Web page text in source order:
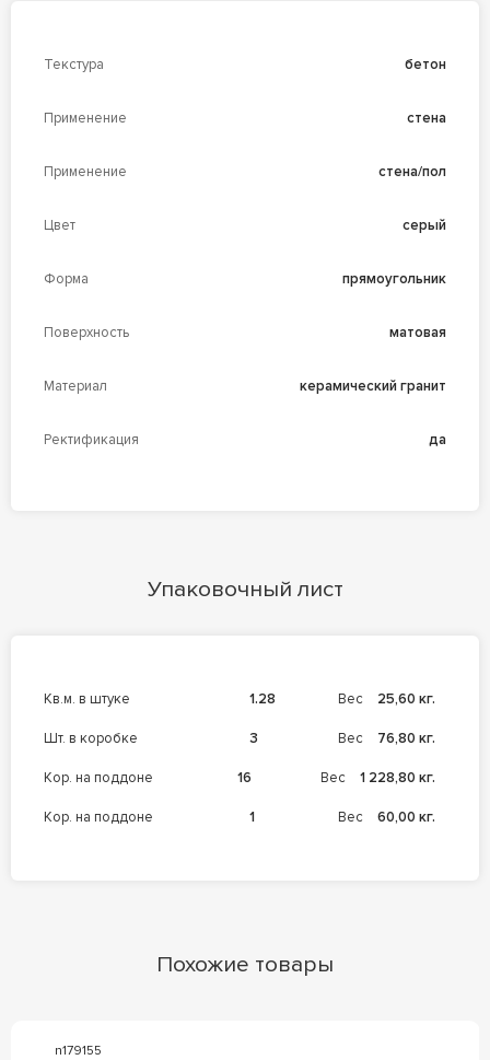
Текстура бетон
Применение стена
Применение стена/пол
Цвет серый
Форма прямоугольник
Поверхность матовая
Материал керамический гранит
Ректификация да
Упаковочный лист
кв.м. в штуке 1.28 Вес 25,60 кг.
шт. в коробке 3 Вес 76,80 кг.
кор. на поддоне 16 Вес 1 228,80 кг.
кор. на поддоне 1 Вес 60,00 кг.
Похожие товары
n179155